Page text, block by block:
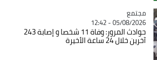
Catégorie
مجتمع
05/08/2026 - 12:42
حوادث المرور: وفاة 11 شخصا و إصابة 243
آخرين خلال 24 ساعة الأخيرة